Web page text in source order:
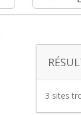
3 sites